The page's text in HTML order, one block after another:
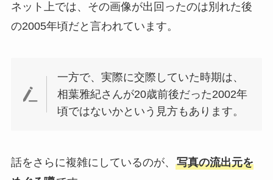
ネット上では、その画像が出回ったのは別れた後
の2005年頃だと言われています。
一方で、実際に交際していた時期は、
相葉雅紀さんが20歳前後だった2002年
頃ではないかという見方もあります。
話をさらに複雑にしているのが、 写真の流出元を